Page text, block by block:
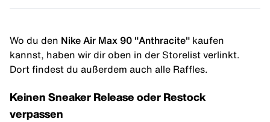
Wo du den Nike Air Max 90 "Anthracite" kaufen
kannst, haben wir dir oben in der Storelist verlinkt.
Dort findest du außerdem auch alle Raffles.
Keinen Sneaker Release oder Restock
verpassen